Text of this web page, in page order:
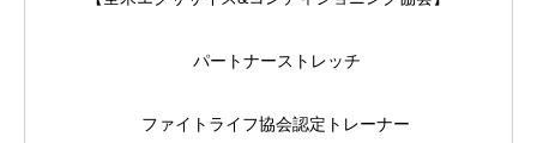
パートナーストレッチ
ファイトライフ協会認定トレーナー